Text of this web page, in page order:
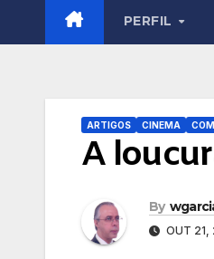
PERFIL
ARTIGOS CINEMA
A
By
OUT 21,